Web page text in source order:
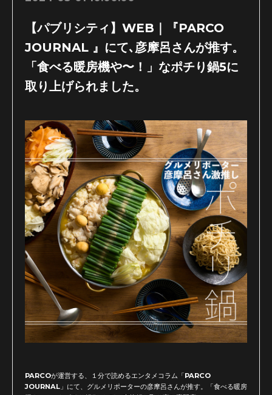
【パブリシティ】WEB｜『PARCO
JOURNAL 』にて､彦摩呂さんが推す。
「食べる暖房機や〜！」なポチり鍋5に
取り上げられました。
PARCOが運営する、１分で読めるエンタメコラム「PARCO
JOURNAL」にて、グルメリポーターの彦摩呂さんが推す。「食べる暖房